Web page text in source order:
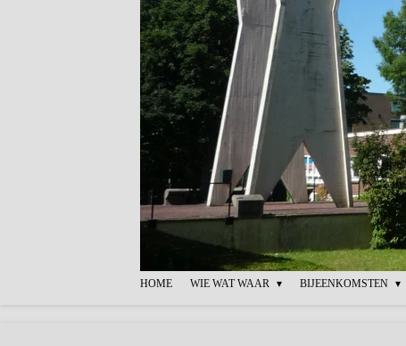
HOME WIE WAT WAAR BIJEENKOMSTEN